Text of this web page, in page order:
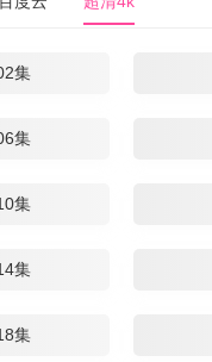
集
集
集
集
集